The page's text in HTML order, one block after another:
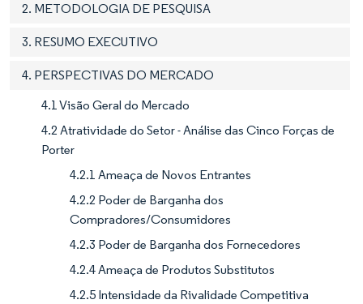
2. METODOLOGIA DE PESQUISA
3. RESUMO EXECUTIVO
4. PERSPECTIVAS DO MERCADO
4.1 Visão Geral do Mercado
4.2 Atratividade do Setor - Análise das Cinco Forças de
Porter
4.2.1 Ameaça de Novos Entrantes
4.2.2 Poder de Barganha dos
Compradores/Consumidores
4.2.3 Poder de Barganha dos Fornecedores
4.2.4 Ameaça de Produtos Substitutos
4.2.5 Intensidade da Rivalidade Competitiva